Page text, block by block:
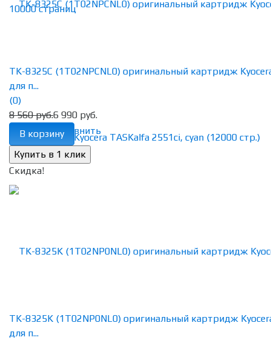
избранное сравнить
TK-8325C (1T02NPCNL0) оригинальный картридж
для п...
(0)
8 560 руб.6 990 руб.
В корзину
Скидка!
TK-8325K (1T02NP0NL0) оригинальный картридж
для п...